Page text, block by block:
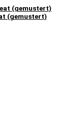
(gemustert)
(gemustert)